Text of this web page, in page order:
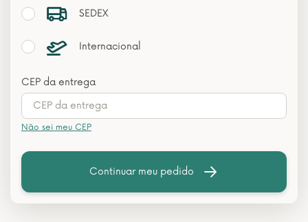
SEDEX
Internacional
CEP da entrega
Não sei meu CEP
Continuar meu pedido